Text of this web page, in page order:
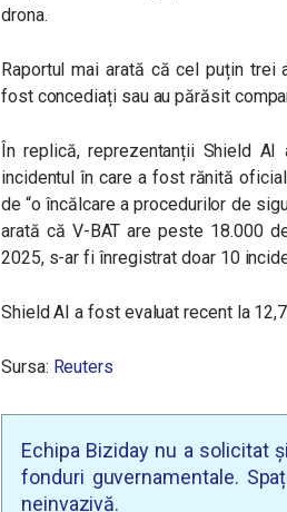
drona.
Raportul mai arată că cel puțin trei
fost concediați sau au părăsit
În replică, reprezentanții Shield
incidentul în care a fost rănită
de “o încălcare a procedurilor de
arată că V-BAT are peste 18.000
2025, s-ar fi înregistrat doar 10
Shield AI a fost evaluat recent la
Sursa: Reuters
Echipa Biziday nu a solicitat
fonduri guvernamentale.
neinvazivă.